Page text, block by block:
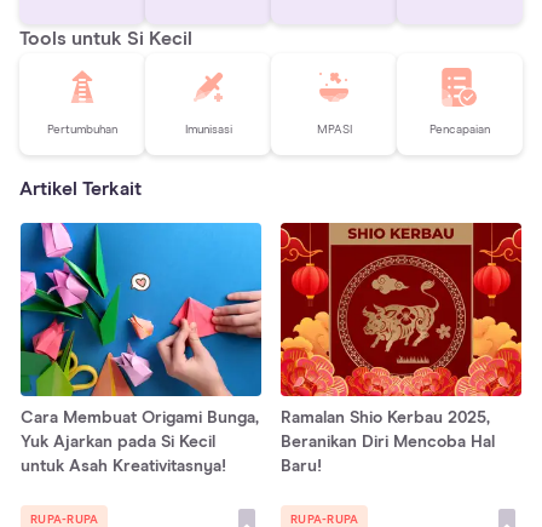
Tools untuk Si Kecil
Pertumbuhan Imunisasi MPASI Pencapaian
Artikel Terkait
Cara Membuat Origami Bunga,
Yuk Ajarkan pada Si Kecil
untuk Asah Kreativitasnya!
RUPA-RUPA
Ramalan Shio Kerbau 2025,
Beranikan Diri Mencoba Hal
Baru!
RUPA-RUPA